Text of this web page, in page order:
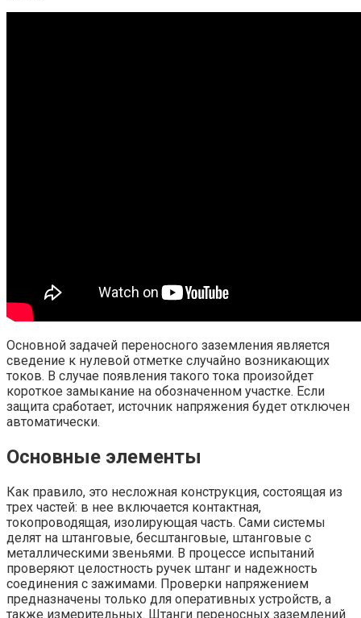
Основной задачей переносного заземления является
сведение к нулевой отметке случайно возникающих
токов. В случае появления такого тока произойдет
короткое замыкание на обозначенном участке. Если
защита сработает, источник напряжения будет отключен
автоматически.
Основные элементы
Как правило, это несложная конструкция, состоящая из
трех частей: в нее включается контактная,
токопроводящая, изолирующая часть. Сами системы
делят на штанговые, бесштанговые, штанговые с
металлическими звеньями. В процессе испытаний
проверяют целостность ручек штанг и надежность
соединения с зажимами. Проверки напряжением
предназначены только для оперативных устройств, а
также измерительных. Штанги переносных заземлений